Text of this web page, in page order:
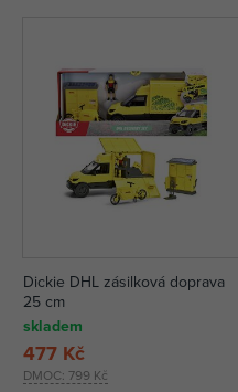
Dickie DHL zásilková doprava
25 cm
skladem
DMOC: 799 Kč
477 Kč